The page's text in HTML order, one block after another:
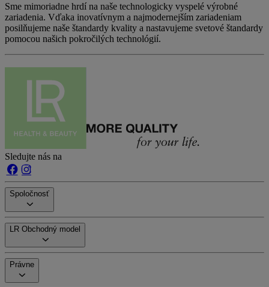
Sme mimoriadne hrdí na naše technologicky vyspelé výrobné
zariadenia. Vďaka inovatívnym a najmodernejším zariadeniam
posilňujeme naše štandardy kvality a nastavujeme svetové štandardy
pomocou našich pokročilých technológií.
Sledujte nás na
Spoločnosť
LR Obchodný model
Právne